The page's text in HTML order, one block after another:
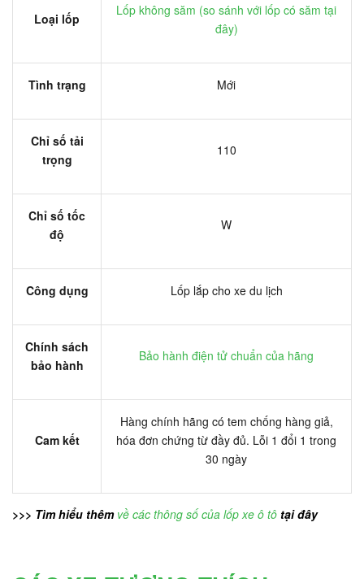
Loại lốp
Lốp không săm (so sánh với lốp có săm tại
đây)
Tình trạng Mới
Chỉ số tải
trọng
110
Chỉ số tốc
độ
W
Công dụng Lốp lắp cho xe du lịch
Chính sách
bảo hành
Bảo hành điện tử chuẩn của hãng
Cam kết
Hàng chính hãng có tem chống hàng giả,
hóa đơn chứng từ đầy đủ. Lỗi 1 đổi 1 trong
30 ngày
>>> Tìm hiểu thêm về các thông số của lốp xe ô tô tại đây